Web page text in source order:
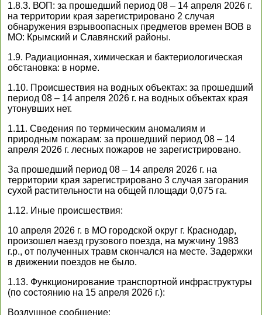
1.8.3. ВОП: за прошедший период 08 – 14 апреля 2026 г.
на территории края зарегистрировано 2 случая
обнаружения взрывоопасных предметов времен ВОВ в
МО: Крымский и Славянский районы.
1.9. Радиационная, химическая и бактериологическая
обстановка: в норме.
1.10. Происшествия на водных объектах: за прошедший
период 08 – 14 апреля 2026 г. на водных объектах края
утонувших нет.
1.11. Сведения по термическим аномалиям и
природным пожарам: за прошедший период 08 – 14
апреля 2026 г. лесных пожаров не зарегистрировано.
За прошедший период 08 – 14 апреля 2026 г. на
территории края зарегистрировано 3 случая загорания
сухой растительности на общей площади 0,075 га.
1.12. Иные происшествия:
10 апреля 2026 г. в МО городской округ г. Краснодар,
произошел наезд грузового поезда, на мужчину 1983
г.р., от полученных травм скончался на месте. Задержки
в движении поездов не было.
1.13. Функционирование транспортной инфраструктуры
(по состоянию на 15 апреля 2026 г.):
Воздушное сообщение: